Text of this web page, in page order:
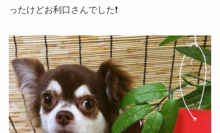
ったけどお利口さんでした❗️